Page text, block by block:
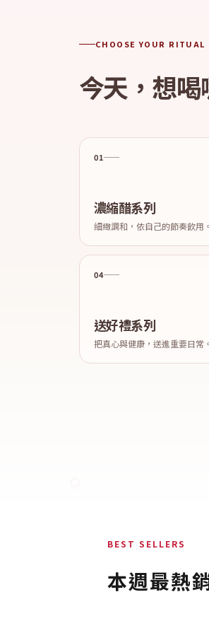
CHOOSE YOUR RITUAL
今天，想
01
濃縮醋系列
細緻調和，依自己的節奏飲用。
04
送好禮系列
把真心與健康，送進重要日常。
BEST SELLERS
本週最熱